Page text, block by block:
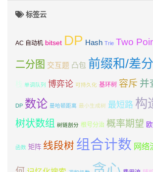
标签云
AC 自动机 bitset DP Hash Trie Two
二分图 交互题 凸包 前缀和/差分
栈 单调队列 博弈论 可持久化 基环树 容斥 并
DP 数论 曼哈顿距离 最小生成树 最短路 构
树状数组 树链剖分 根号分治 概率期望
函数 矩阵 线段树 组合计数 网络